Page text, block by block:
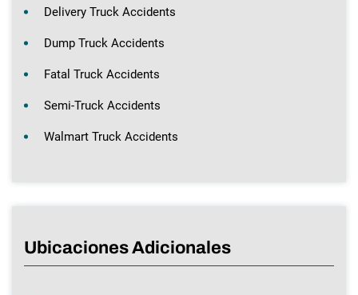
Delivery Truck Accidents
Dump Truck Accidents
Fatal Truck Accidents
Semi-Truck Accidents
Walmart Truck Accidents
Ubicaciones Adicionales